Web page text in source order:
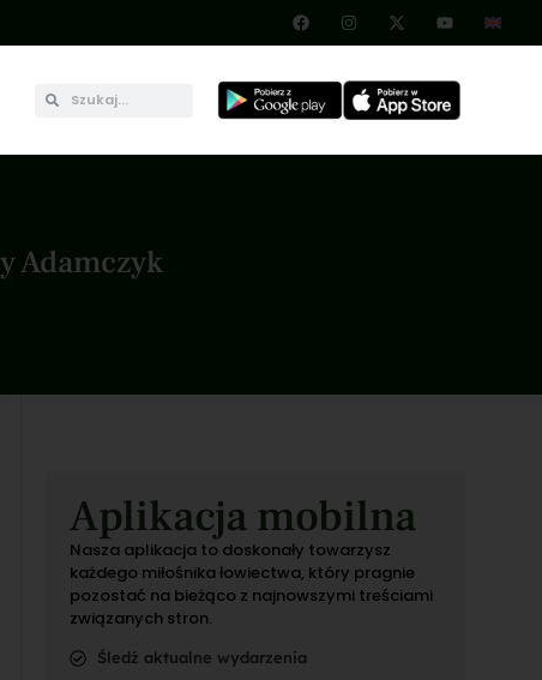
Adamczyk
Aplikacja mobilna
Nasza aplikacja to doskonały towarzysz
każdego miłośnika łowiectwa, który pragnie
pozostać na bieżąco z najnowszymi treściami
związanych stron.
Śledź aktualne wydarzenia